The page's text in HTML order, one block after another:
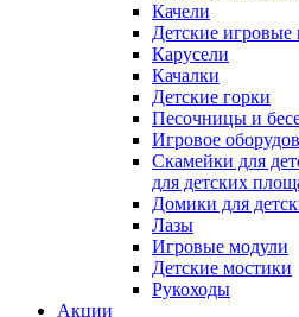
Качели
Детские
Карусели
Качалки
Детские горки
Песочницы и
Игровое
Скамейки для
для детских
Домики для
Лазы
Игровые модули
Детские мостики
Рукоходы
Акции